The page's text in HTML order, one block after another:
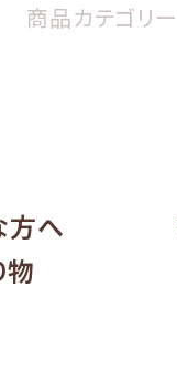
商品カテゴリー
方へ
物